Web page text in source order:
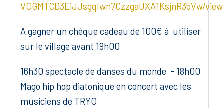
VOGMTCD3EiJJsgqIwn7CzzgaUXA1KsjnR35Vw/
A gagner un chèque cadeau de 100€ à utiliser
sur le village avant 19h00
16h30 spectacle de danses du monde - 18h00
Mago hip hop diatonique en concert avec les
musiciens de TRYO